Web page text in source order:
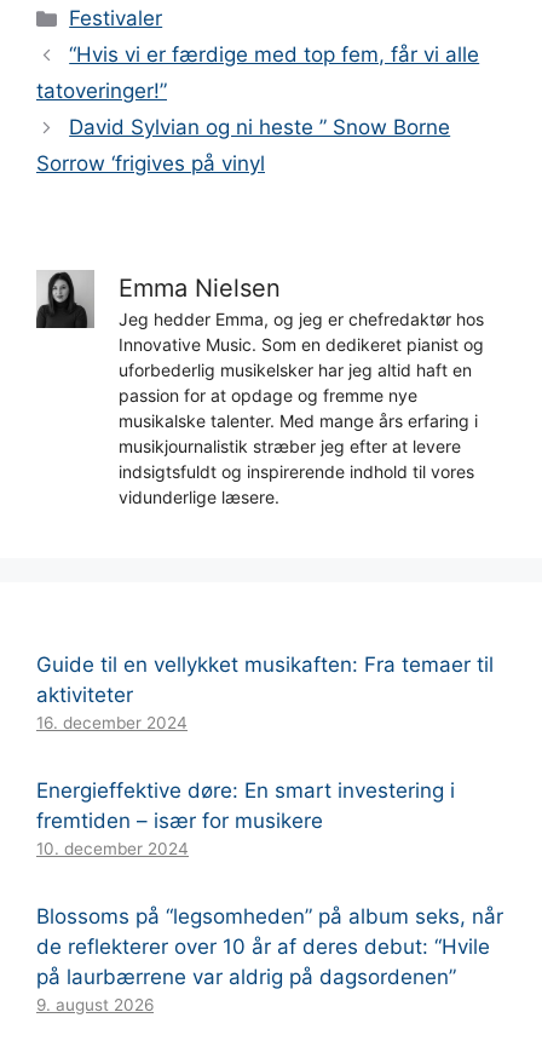
Kategorier
Festivaler
“Hvis vi er færdige med top fem, får vi alle
tatoveringer!”
David Sylvian og ni heste ” Snow Borne
Sorrow ‘frigives på vinyl
Emma Nielsen
Jeg hedder Emma, og jeg er chefredaktør hos
Innovative Music. Som en dedikeret pianist og
uforbederlig musikelsker har jeg altid haft en
passion for at opdage og fremme nye
musikalske talenter. Med mange års erfaring i
musikjournalistik stræber jeg efter at levere
indsigtsfuldt og inspirerende indhold til vores
vidunderlige læsere.
Guide til en vellykket musikaften: Fra temaer til
aktiviteter
16. december 2024
Energieffektive døre: En smart investering i
fremtiden – især for musikere
10. december 2024
Blossoms på “legsomheden” på album seks, når
de reflekterer over 10 år af deres debut: “Hvile
på laurbærrene var aldrig på dagsordenen”
9. august 2026